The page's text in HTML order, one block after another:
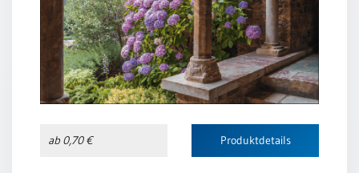
ab 0,70 € Produktdetails